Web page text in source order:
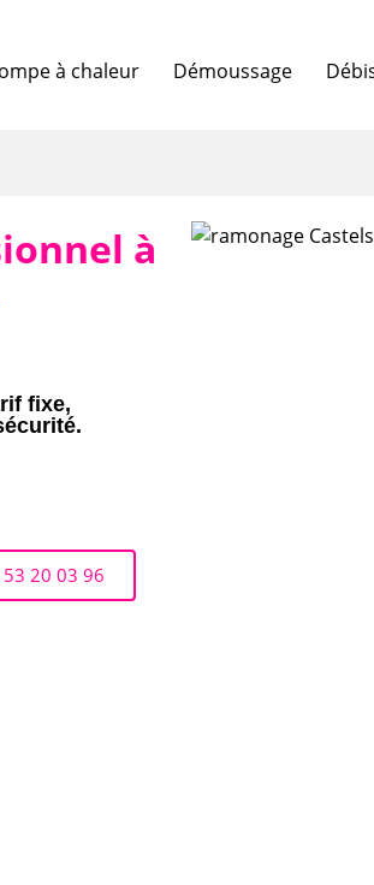
à chaleur Démoussage
à
fixe,
20 03 96